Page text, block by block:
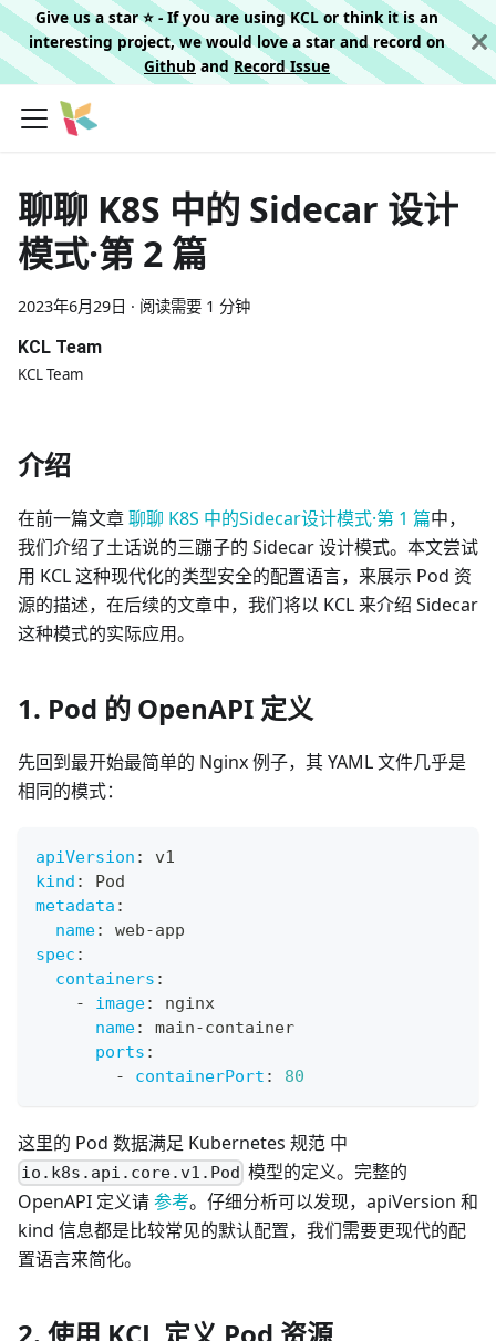
Give us a star ⭐️ - If you are using KCL or think it is an
interesting project, we would love a star and record on
Githuband Record Issue
聊聊 K8S 中的 Sidecar 设计
模式·第 2 篇
2023年6月29日 · 阅读需要 1 分钟
KCL Team
KCL Team
介绍
在前一篇文章聊聊 K8S 中的Sidecar设计模式·第 1 篇中，
我们介绍了土话说的三蹦子的 Sidecar 设计模式。本文尝试
用 KCL 这种现代化的类型安全的配置语言，来展示 Pod 资
源的描述，在后续的文章中，我们将以 KCL 来介绍 Sidecar
这种模式的实际应用。
1. Pod 的 OpenAPI 定义
先回到最开始最简单的 Nginx 例子，其 YAML 文件几乎是
相同的模式：
apiVersion :
v1
kind :
Pod
metadata :
name: web-app
spec :
containers :
-
image:
nginx
name: main-container
ports :
-
containerPort : 80
这里的 Pod 数据满足 Kubernetes 规范 中
io.k8s.api.core.v1.Pod 模型的定义。完整的
OpenAPI 定义请参考。仔细分析可以发现，apiVersion 和
kind 信息都是比较常见的默认配置，我们需要更现代的配
置语言来简化。